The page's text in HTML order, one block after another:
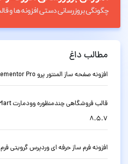
مطالب داغ
افزونه صفحه ساز المنتور پرو Elementor Pro وردپرس نسخه 4.2.1
8.5.7
افزونه فرم ساز حرفه ای وردپرس گرویتی فرم Gravity Forms نسخه 3.0.1